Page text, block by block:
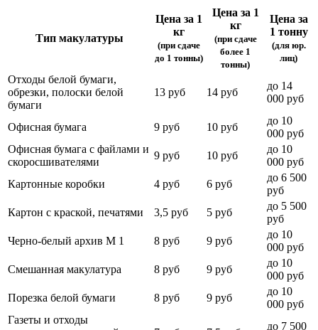
Тип макулатуры
Цена за 1
кг
(при сдаче
до 1 тонны)
Цена за 1
кг
(при сдаче
более 1
тонны)
Цена за
1 тонну
(для юр.
лиц)
Отходы белой бумаги,
обрезки, полоски белой
бумаги
13 руб 14 руб
до 14
000 руб
Офисная бумага 9 руб 10 руб
до 10
000 руб
Офисная бумага с файлами и
скоросшивателями
9 руб 10 руб
до 10
000 руб
Картонные коробки
4 руб 6 руб
до 6 500
руб
Картон с краской, печатями
3,5 руб 5 руб
до 5 500
руб
Черно-белый архив М 1
8 руб 9 руб
до 10
000 руб
Смешанная макулатура
8 руб 9 руб
до 10
000 руб
Порезка белой бумаги
8 руб 9 руб
до 10
000 руб
Газеты и отходы
до 7 500